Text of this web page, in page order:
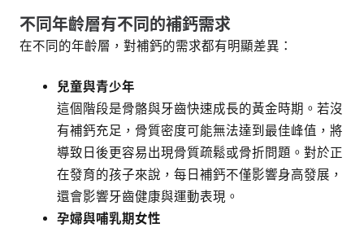
不同年齡層有不同的補鈣需求
在不同的年齡層，對補鈣的需求都有明顯差異：
兒童與青少年
這個階段是骨骼與牙齒快速成長的黃金時期。若沒
有補鈣充足，骨質密度可能無法達到最佳峰值，將
導致日後更容易出現骨質疏鬆或骨折問題。對於正
在發育的孩子來說，每日補鈣不僅影響身高發展，
還會影響牙齒健康與運動表現。
孕婦與哺乳期女性